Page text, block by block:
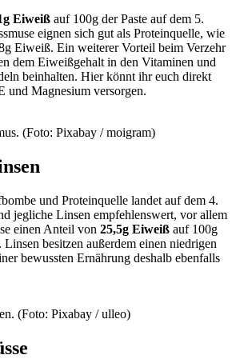
Eiweiß auf 100g der Paste auf dem 5.
eignen sich gut als Proteinquelle, wie
Eiweiß. Ein weiterer Vorteil beim Verzehr
dem Eiweißgehalt in den Vitaminen und
beinhalten. Hier könnt ihr euch direkt
und Magnesium versorgen.
(Foto: Pixabay / moigram)
und Proteinquelle landet auf dem 4.
jegliche Linsen empfehlenswert, vor allem
einen Anteil von 25,5g Eiweiß auf 100g
besitzen außerdem einen niedrigen
bewussten Ernährung deshalb ebenfalls
(Foto: Pixabay / ulleo)